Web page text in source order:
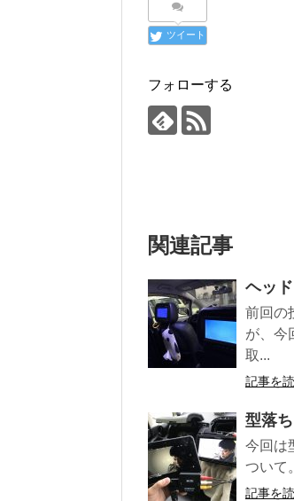
ツイート
フォローする
関連記事
ヘッ
前回の
が、今
取...
記事を
型落
今回は
ついて
記事を